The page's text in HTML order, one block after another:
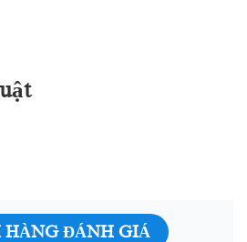
HÀNG ĐÁNH GIÁ